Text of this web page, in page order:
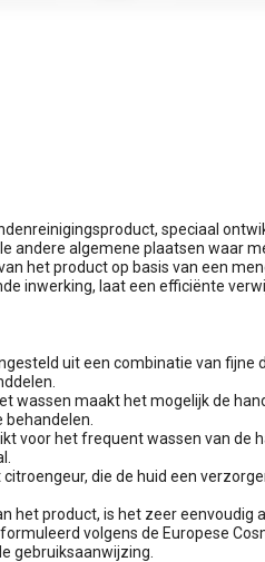
speciaal
andere algemene plaatsen waar
het product op basis van een
inwerking, laat een efficiënte
uit een combinatie van
wassen maakt het mogelijk de
voor het frequent wassen van de
die de huid een
het product, is het zeer eenvoudig
volgens de Europese
gebruiksaanwijzing.